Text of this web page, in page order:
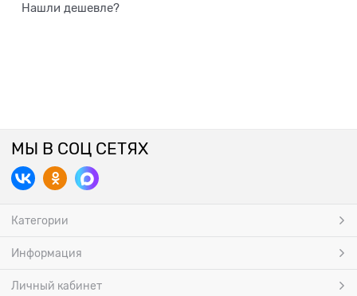
Нашли дешевле?
МЫ В СОЦ СЕТЯХ
Категории
Информация
Личный кабинет